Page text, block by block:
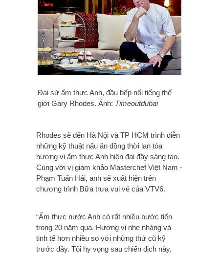
Đại sứ ẩm thực Anh, đầu bếp nổi tiếng thế
giới Gary Rhodes. Ảnh: Timeoutdubai
Rhodes sẽ đến Hà Nội và TP HCM trình diễn
những kỹ thuật nấu ăn đồng thời lan tỏa
hương vị ẩm thực Anh hiện đại đầy sáng tạo.
Cùng với vị giám khảo Masterchef Việt Nam -
Phạm Tuấn Hải, anh sẽ xuất hiện trên
chương trình Bữa trưa vui vẻ của VTV6.
“Ẩm thực nước Anh có rất nhiều bước tiến
trong 20 năm qua. Hương vị nhẹ nhàng và
tinh tế hơn nhiều so với những thứ cũ kỹ
trước đây. Tôi hy vọng sau chiến dịch này,